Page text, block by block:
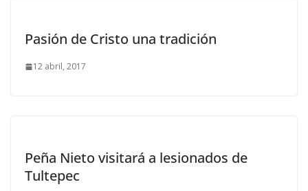
Pasión de Cristo una tradición
12 abril, 2017
Peña Nieto visitará a lesionados de
Tultepec